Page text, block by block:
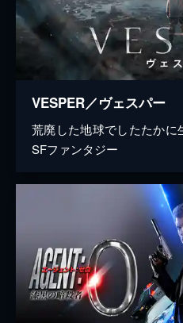
VESPER／ヴェスパー
荒廃した地球でしたたかに
SFファンタジー